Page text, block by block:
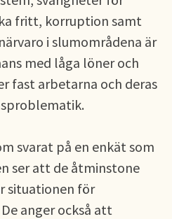
fritt, korruption samt
i slumområdena är
med låga löner och
fast arbetarna och deras
svarat på en enkät som
ser att de åtminstone
situationen för
anger också att